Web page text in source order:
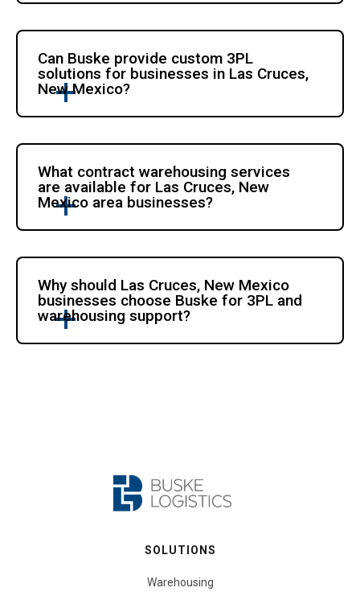
Can Buske provide custom 3PL
solutions for businesses in Las Cruces,
New Mexico?
What contract warehousing services
are available for Las Cruces, New
Mexico area businesses?
Why should Las Cruces, New Mexico
businesses choose Buske for 3PL and
warehousing support?
SOLUTIONS
Warehousing